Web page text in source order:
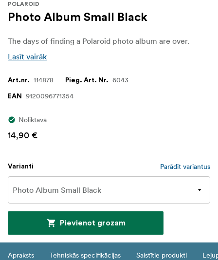
POLAROID
Photo Album Small Black
The days of finding a Polaroid photo album are over.
Lasīt vairāk
Art.nr. 114878 Pieg. Art. Nr. 6043
EAN 9120096771354
Noliktavā
14,90 €
Varianti Parādīt variantus
Pievienot grozam
Apraksts Tehniskās specifikācijas Saistītie produkti